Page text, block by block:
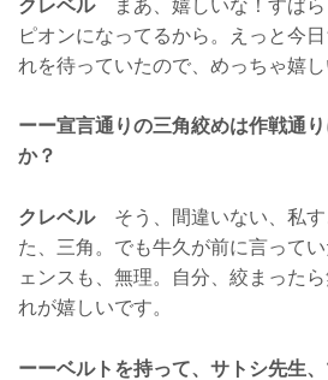
クレベルまあ、嬉しいな！すばら
ピオンになってるから。えっと今
れを待っていたので、めっちゃ嬉し
ーー宣言通りの三角絞めは作戦通
か？
クレベルそう、間違いない、私す
た、三角。でも牛久が前に言って
ェンスも、無理。自分、絞まった
れが嬉しいです。
ーーベルトを持って、サトシ先生